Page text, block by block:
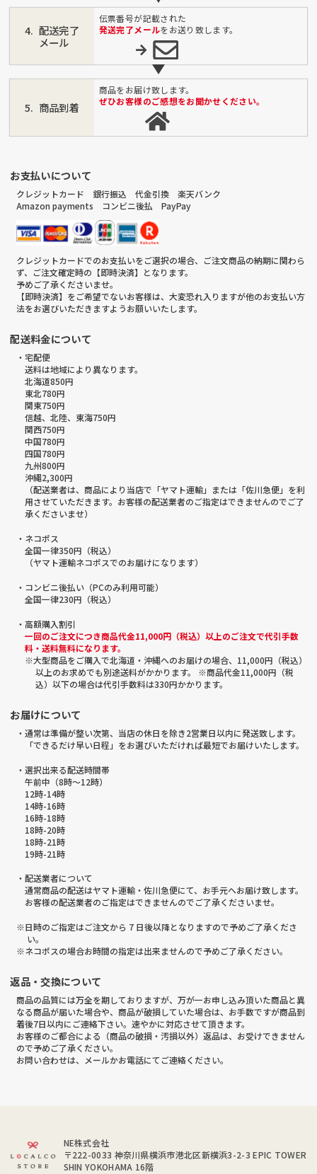
配送完了
メール
伝票番号が記載された
発送完了メールをお送り致します。
商品到着
商品をお届け致します。
ぜひお客様のご感想をお聞かせください。
お支払いについて
クレジットカード 銀行振込 代金引換 楽天バンク
Amazon payments コンビニ後払 PayPay
クレジットカードでのお支払いをご選択の場合、ご注文商品の納期に関わら
ず、ご注文確定時の【即時決済】となります。
予めご了承くださいませ。
【即時決済】をご希望でないお客様は、大変恐れ入りますが他のお支払い方
法をお選びいただきますようお願いいたします。
配送料金について
・宅配便
送料は地域により異なります。
北海道850円
東北780円
関東750円
信越、北陸、東海750円
関西750円
中国780円
四国780円
九州800円
沖縄2,300円
（配送業者は、商品により当店で「ヤマト運輸」または「佐川急便」を利
用させていただきます。お客様の配送業者のご指定はできませんのでご了
承くださいませ）
・ネコポス
全国一律350円（税込）
（ヤマト運輸ネコポスでのお届けになります）
・コンビニ後払い（PCのみ利用可能）
全国一律230円（税込）
・高額購入割引
一回のご注文につき商品代金11,000円（税込）以上のご注文で代引手数
料・送料無料になります。
※大型商品をご購入で北海道・沖縄へのお届けの場合、11,000円（税込）
以上のお求めでも別途送料がかかります。 ※商品代金11,000円（税
込）以下の場合は代引手数料は330円かかります。
お届けについて
・通常は準備が整い次第、当店の休日を除き2営業日以内に発送致します。
「できるだけ早い日程」をお選びいただければ最短でお届けいたします。
・選択出来る配送時間帯
午前中（8時～12時）
12時-14時
14時-16時
16時-18時
18時-20時
18時-21時
19時-21時
・配送業者について
通常商品の配送はヤマト運輸・佐川急便にて、お手元へお届け致します。
お客様の配送業者のご指定はできませんのでご了承くださいませ。
※日時のご指定はご注文から 7 日後以降となりますので予めご了承くださ
い。
※ネコポスの場合お時間の指定は出来ませんので予めご了承ください。
返品・交換について
商品の品質には万全を期しておりますが、万が一お申し込み頂いた商品と異
なる商品が届いた場合や、商品が破損していた場合は、お手数ですが商品到
着後7日以内にご連絡下さい。速やかに対応させて頂きます。
お客様のご都合による（商品の破損・汚損以外）返品は、お受けできません
ので予めご了承ください。
お問い合わせは、メールかお電話にてご連絡ください。
NE株式会社
〒222-0033 神奈川県横浜市港北区新横浜3-2-3 EPIC TOWER
SHIN YOKOHAMA 16階